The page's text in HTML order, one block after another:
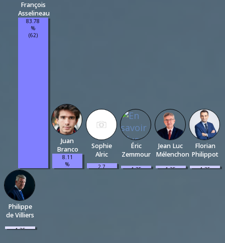
François
Asselineau
83.78
%
(62)
Juan
Branco
8.11
%
(6)
Sophie
Alric
2.7
Éric
Zemmour
1.35
Jean Luc
Mélenchon
1.35
Florian
Philippot
1.35
Philippe
de Villiers
1.35